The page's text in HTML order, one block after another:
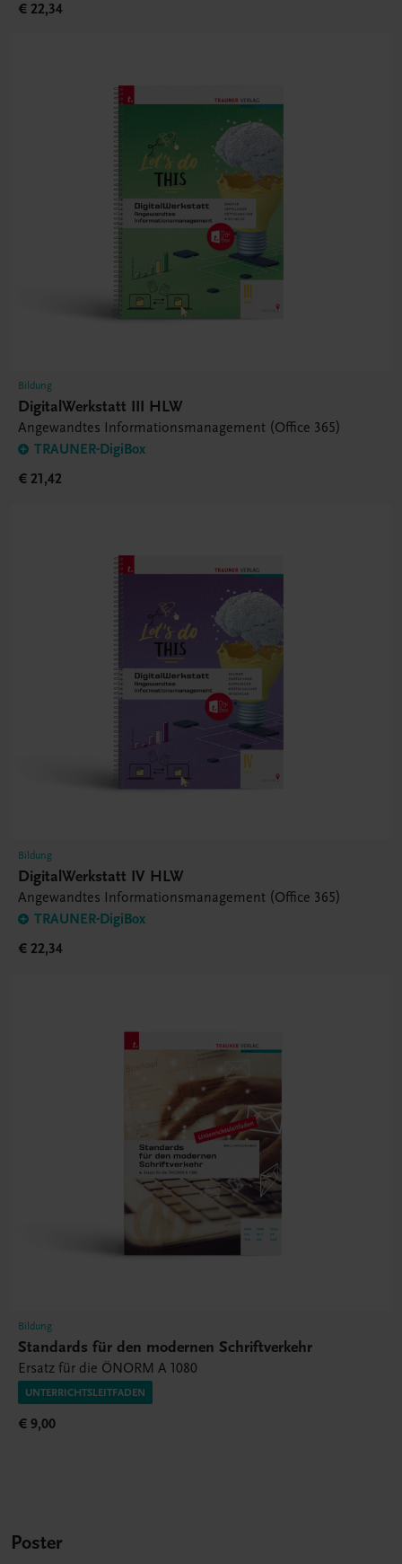
€ 22,34
Bildung
DigitalWerkstatt III HLW
Angewandtes Informationsmanagement (Office 365)
TRAUNER-DigiBox
€ 21,42
Bildung
DigitalWerkstatt IV HLW
Angewandtes Informationsmanagement (Office 365)
TRAUNER-DigiBox
€ 22,34
Bildung
Standards für den modernen Schriftverkehr
Ersatz für die ÖNORM A 1080
UNTERRICHTSLEITFADEN
€ 9,00
Poster